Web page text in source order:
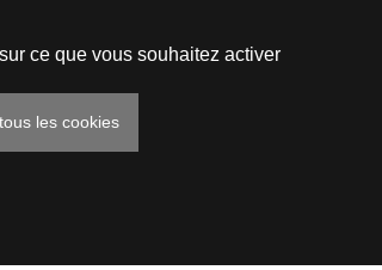
ce que vous souhaitez activer
les cookies